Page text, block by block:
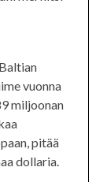
vuonna
miljoonan
pitää
dollaria.